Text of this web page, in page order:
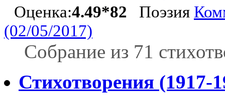
Оценка:4.49*82 Поэзия
(02/05/2017)
Собрание из 71
Стихотворения (1917-